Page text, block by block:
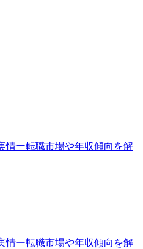
情ー転職市場や年収傾向を解
情ー転職市場や年収傾向を解